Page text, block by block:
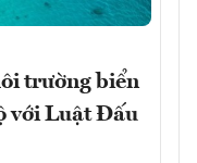
trường biển
với Luật Đấu